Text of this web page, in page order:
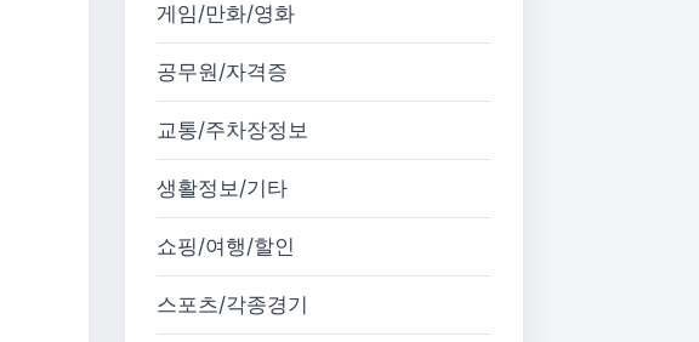
게임/만화/영화
공무원/자격증
교통/주차장정보
생활정보/기타
쇼핑/여행/할인
스포츠/각종경기